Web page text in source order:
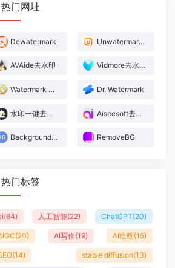
热门网址
Dewatermark Unwatermark.ai
AVAide去水印 Vidmore去水印
Watermark Remover Dr. Watermark
水印一键去去去 Aiseesoft去水印
Background-Remover.com RemoveBG
热门标签
(64) 人工智能(22) ChatGPT(20)
(20) AI写作(19) AI绘画(15)
(14) stable diffusion(13)